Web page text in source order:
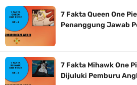
7 Fakta Queen One
Penanggung Jawab
7 Fakta Mihawk One
Dijuluki Pemburu